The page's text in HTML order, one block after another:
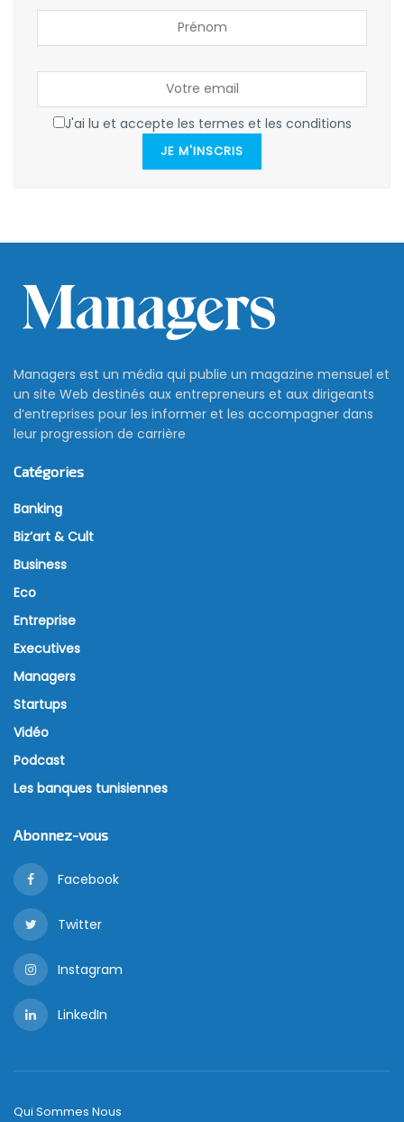
J'ai lu et accepte les termes et les conditions
JE M'INSCRIS
Managers est un média qui publie un magazine mensuel et
un site Web destinés aux entrepreneurs et aux dirigeants
d’entreprises pour les informer et les accompagner dans
leur progression de carrière
Catégories
Banking
Biz’art & Cult
Business
Eco
Entreprise
Executives
Managers
Startups
Vidéo
Podcast
Les banques tunisiennes
Abonnez-vous
Facebook
Twitter
Instagram
LinkedIn
Qui Sommes Nous